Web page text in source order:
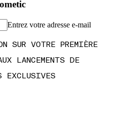
Entrez votre adresse e-mail
SUR VOTRE PREMIÈRE
LANCEMENTS DE
EXCLUSIVES